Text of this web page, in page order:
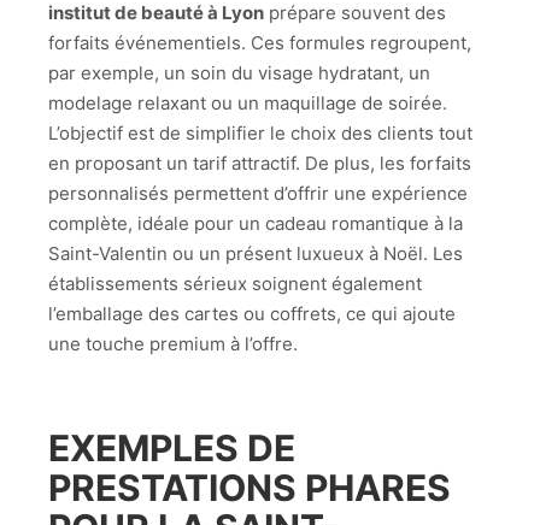
institut de beauté à Lyon prépare souvent des
forfaits événementiels. Ces formules regroupent,
par exemple, un soin du visage hydratant, un
modelage relaxant ou un maquillage de soirée.
L’objectif est de simplifier le choix des clients tout
en proposant un tarif attractif. De plus, les forfaits
personnalisés permettent d’offrir une expérience
complète, idéale pour un cadeau romantique à la
Saint-Valentin ou un présent luxueux à Noël. Les
établissements sérieux soignent également
l’emballage des cartes ou coffrets, ce qui ajoute
une touche premium à l’offre.
EXEMPLES DE
PRESTATIONS PHARES